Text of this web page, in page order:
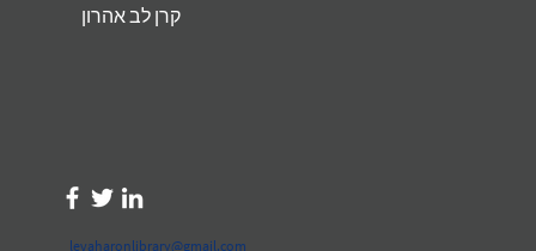
קרן לב אהרון
levaharonlibrary@gmail.com